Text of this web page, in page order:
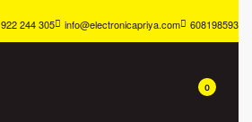
922 244 305 info@electronicapriya.com 608198593
0